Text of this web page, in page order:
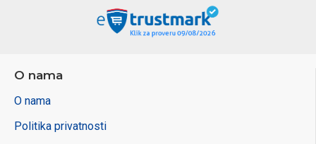
O nama
O nama
Politika privatnosti